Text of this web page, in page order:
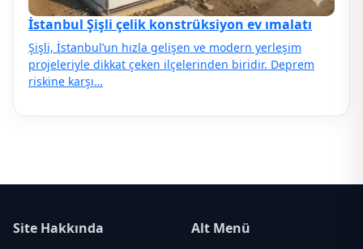
İstanbul Şişli çelik konstrüksiyon ev ımalatı
Şişli, İstanbul’un hızla gelişen ve modern yerleşim
projeleriyle dikkat çeken ilçelerinden biridir. Deprem
riskine karşı…
Site Hakkında
Alt Menü